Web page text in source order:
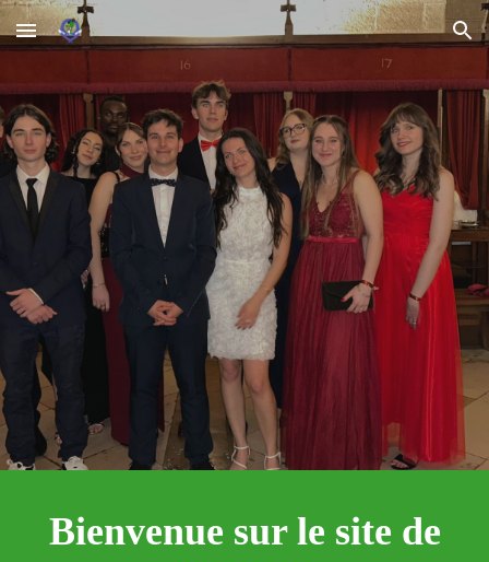
Skip to main content Skip to navigation
Bienvenue sur le site de